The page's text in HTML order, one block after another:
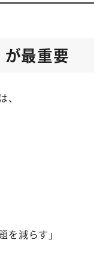
最重要
を減らす」